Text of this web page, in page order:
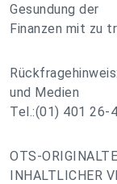
Gesundung der
Finanzen mit zu
und Medien
Tel.:(01) 401 26-
OTS-
INHALTLICHER